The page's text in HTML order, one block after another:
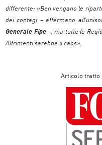
differente: «Ben vengano le
dei contagi – affermano
Generale Fipe–, ma tutte le
Altrimenti sarebbe il caos».
Articolo tratto